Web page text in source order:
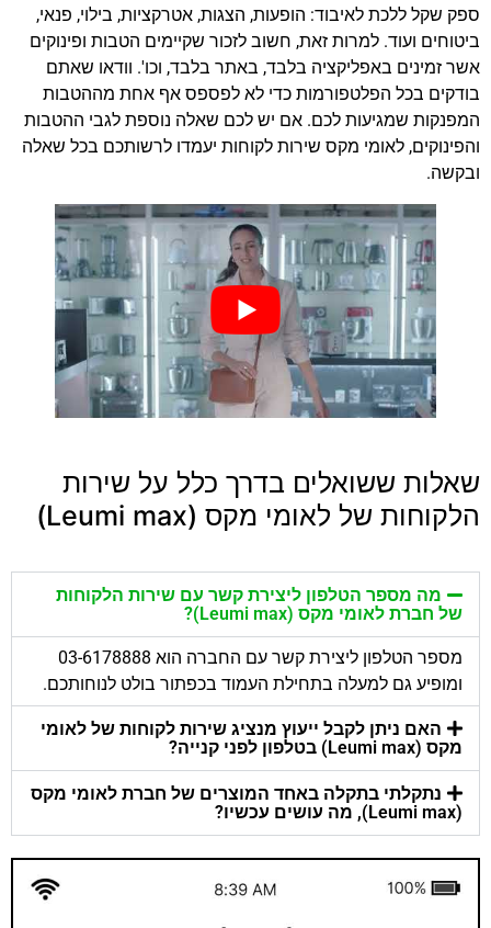
ספק שקל ללכת לאיבוד: הופעות, הצגות, אטרקציות, בילוי, פנאי,
ביטוחים ועוד. למרות זאת, חשוב לזכור שקיימים הטבות ופינוקים
אשר זמינים באפליקציה בלבד, באתר בלבד, וכו'. וודאו שאתם
בודקים בכל הפלטפורמות כדי לא לפספס אף אחת מההטבות
המפנקות שמגיעות לכם. אם יש לכם שאלה נוספת לגבי ההטבות
והפינוקים, לאומי מקס שירות לקוחות יעמדו לרשותכם בכל שאלה
ובקשה.
שאלות ששואלים בדרך כלל על שירות
הלקוחות של לאומי מקס (Leumi max)
מה מספר הטלפון ליצירת קשר עם שירות הלקוחות
של חברת לאומי מקס (Leumi max)?
מספר הטלפון ליצירת קשר עם החברה הוא 03-6178888
ומופיע גם למעלה בתחילת העמוד בכפתור בולט לנוחותכם.
האם ניתן לקבל ייעוץ מנציג שירות לקוחות של לאומי
מקס (Leumi max) בטלפון לפני קנייה?
נתקלתי בתקלה באחד המוצרים של חברת לאומי מקס
(Leumi max), מה עושים עכשיו?